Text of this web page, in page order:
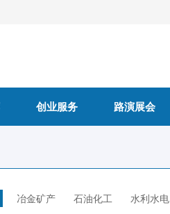
创业服务 路演展会
冶金矿产 石油化工 水利水电